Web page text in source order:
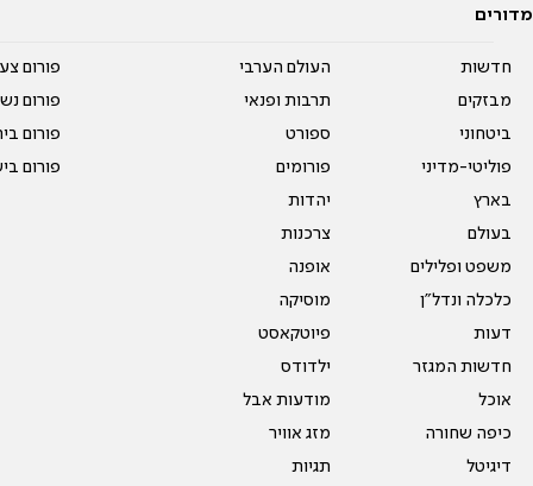
מדורים
חדשות
מבזקים
ביטחוני
פוליטי-מדיני
בארץ
בעולם
משפט ופלילים
כלכלה ונדל"ן
דעות
חדשות המגזר
אוכל
כיפה שחורה
דיגיטל
העולם הערבי
תרבות ופנאי
ספורט
פורומים
יהדות
צרכנות
אופנה
מוסיקה
פיוטקאסט
ילדודס
מודעות אבל
מזג אוויר
תגיות
פורום
פורום
פורום
פורום